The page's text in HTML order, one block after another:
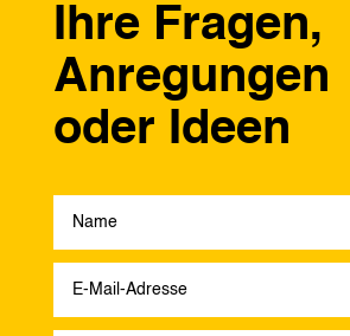
Ihre Fragen,
Anregungen
oder Ideen